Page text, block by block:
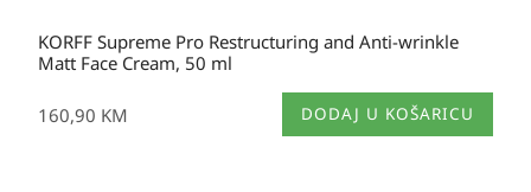
KORFF Supreme Pro Restructuring and Anti-wrinkle
Matt Face Cream, 50 ml
160,90 KM DODAJ U KOŠARICU